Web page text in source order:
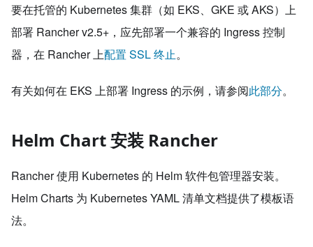
要在托管的 Kubernetes 集群（如 EKS、GKE 或 AKS）上
部署 Rancher v2.5+，应先部署一个兼容的 Ingress 控制
器，在 Rancher 上配置 SSL 终止。
有关如何在 EKS 上部署 Ingress 的示例，请参阅此部分。
Helm Chart 安装 Rancher
Rancher 使用 Kubernetes 的 Helm 软件包管理器安装。
Helm Charts 为 Kubernetes YAML 清单文档提供了模板语
法。